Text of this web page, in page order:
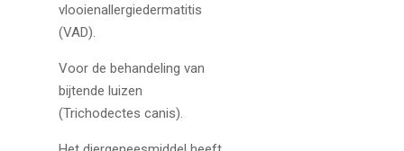
vlooienallergiedermatitis
(VAD).
Voor de behandeling van
bijtende luizen
(Trichodectes canis).